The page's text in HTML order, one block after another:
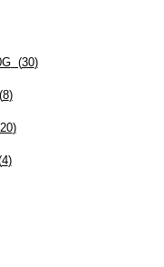
(30)
8)
20)
4)